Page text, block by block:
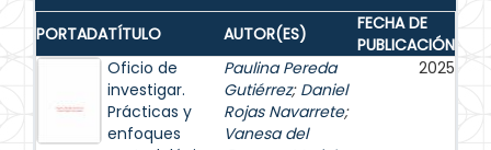
PORTADATÍTULO AUTOR(ES)
FECHA DE
PUBLICACIÓN
Oficio de
investigar.
Prácticas y
enfoques
Paulina Pereda
Gutiérrez; Daniel
Rojas Navarrete;
Vanesa del
2025